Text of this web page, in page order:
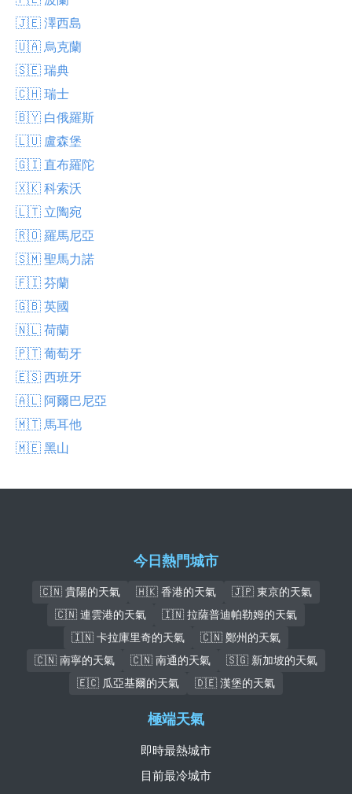
🇯🇪 澤西島
🇺🇦 烏克蘭
🇸🇪 瑞典
🇨🇭 瑞士
🇧🇾 白俄羅斯
🇱🇺 盧森堡
🇬🇮 直布羅陀
🇽🇰 科索沃
🇱🇹 立陶宛
🇷🇴 羅馬尼亞
🇸🇲 聖馬力諾
🇫🇮 芬蘭
🇬🇧 英國
🇳🇱 荷蘭
🇵🇹 葡萄牙
🇪🇸 西班牙
🇦🇱 阿爾巴尼亞
🇲🇹 馬耳他
🇲🇪 黑山
今日熱門城市
🇨🇳 貴陽的天氣 🇭🇰 香港的天氣
🇯🇵 東京的天氣
🇨🇳 連雲港的天氣
🇮🇳 拉薩普迪帕勒姆的天氣
🇮🇳 卡拉庫里奇的天氣
🇨🇳 鄭州的天氣
🇨🇳 南寧的天氣
🇨🇳 南通的天氣
🇸🇬 新加坡的天氣
🇪🇨 瓜亞基爾的天氣
🇩🇪 漢堡的天氣
極端天氣
即時最熱城市
目前最冷城市